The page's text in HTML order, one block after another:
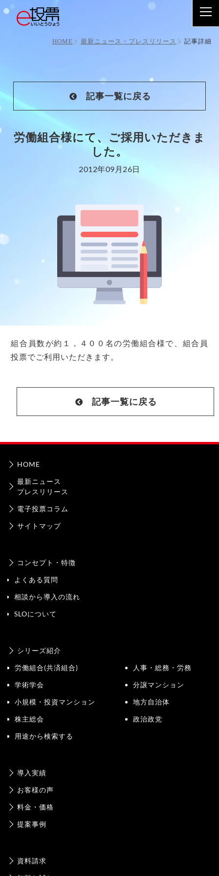
労働組合様にて、ご採用いただきました。
HOME 最新ニュース・プレスリリース 記事詳細
記事一覧に戻る
労働組合様にて、ご採用いただきま
した。
2012年09月26日
組合員数が約１，４００名の労働組合様で、組合員
投票でご利用いただきます。
記事一覧に戻る
HOME
最新ニュース
プレスリリース
電子投票コラム
サイトマップ
コンセプト・特徴
よくある質問
相談から導入の流れ
SLOについて
シリーズ紹介
労働組合(共済組合) 人事・総務・労務
学術学会 分譲マンション
小規模・投資マンション 地方自治体
株主総会 政治政党
用途から検索する
導入実績
お客様の声
料金・価格
提案事例
資料請求